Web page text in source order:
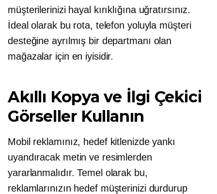
müşterilerinizi hayal kırıklığına uğratırsınız.
İdeal olarak bu rota, telefon yoluyla müşteri
desteğine ayrılmış bir departmanı olan
mağazalar için en iyisidir.
Akıllı Kopya ve İlgi Çekici
Görseller Kullanın
Mobil reklamınız, hedef kitlenizde yankı
uyandıracak metin ve resimlerden
yararlanmalıdır. Temel olarak bu,
reklamlarınızın hedef müşterinizi durdurup